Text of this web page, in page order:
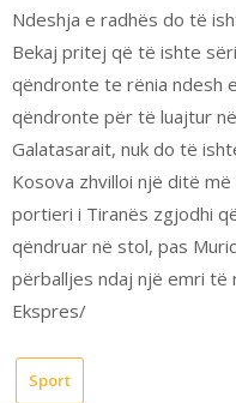
Ndeshja e radhës do të
Bekaj pritej që të ishte
qëndronte te rënia ndesh
qëndronte për të luajtur
Galatasarait, nuk do të
Kosova zhvilloi një ditë
portieri i Tiranës zgjodhi
qëndruar në stol, pas
përballjes ndaj një emri të
Ekspres/
Sport